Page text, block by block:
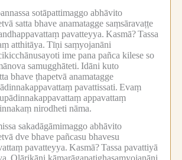
sotāpattimaggo abhāvito
satta bhave anamatagge saṃsāravaṭṭe
pavatteyya. Kasmā?Tassa
atthitāya. Tīṇi saṃyojanāni
ime pana pañca kilese so
samugghāteti. Idāni kuto
bhave ṭhapetvā anamatagge
pavattissati. Evaṃ
appavattaṃ
nirodheti nāma.
sakadāgāmimaggo abhāvito
dve bhave pañcasu bhavesu
pavatteyya. Kasmā?Tassa pavattiyā